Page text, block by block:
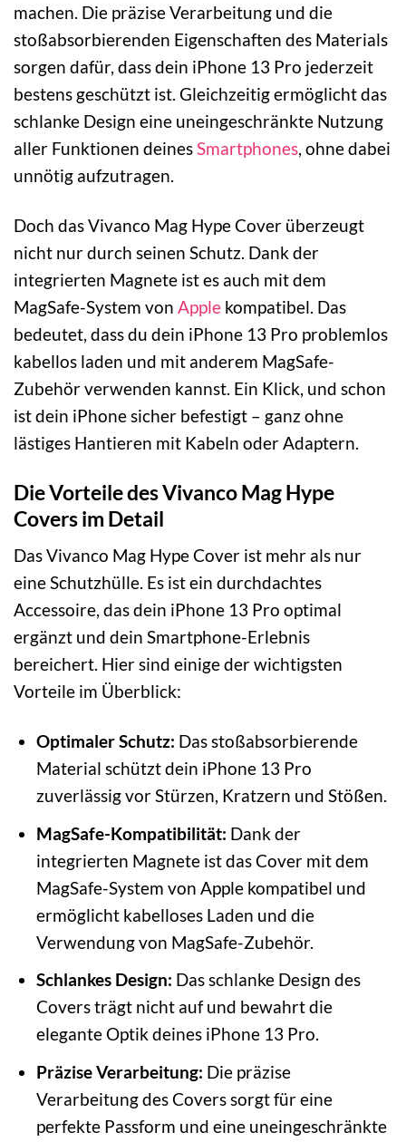
machen. Die präzise Verarbeitung und die
stoßabsorbierenden Eigenschaften des Materials
sorgen dafür, dass dein iPhone 13 Pro jederzeit
bestens geschützt ist. Gleichzeitig ermöglicht das
schlanke Design eine uneingeschränkte Nutzung
aller Funktionen deinesSmartphones, ohne dabei
unnötig aufzutragen.
Doch das Vivanco Mag Hype Cover überzeugt
nicht nur durch seinen Schutz. Dank der
integrierten Magnete ist es auch mit dem
MagSafe-System von Apple kompatibel. Das
bedeutet, dass du dein iPhone 13 Pro problemlos
kabellos laden und mit anderem MagSafe-
Zubehör verwenden kannst. Ein Klick, und schon
ist dein iPhone sicher befestigt – ganz ohne
lästiges Hantieren mit Kabeln oder Adaptern.
Die Vorteile des Vivanco Mag Hype
Covers im Detail
Das Vivanco Mag Hype Cover ist mehr als nur
eine Schutzhülle. Es ist ein durchdachtes
Accessoire, das dein iPhone 13 Pro optimal
ergänzt und dein Smartphone-Erlebnis
bereichert. Hier sind einige der wichtigsten
Vorteile im Überblick:
Optimaler Schutz: Das stoßabsorbierende
Material schützt dein iPhone 13 Pro
zuverlässig vor Stürzen, Kratzern und Stößen.
MagSafe-Kompatibilität: Dank der
integrierten Magnete ist das Cover mit dem
MagSafe-System von Apple kompatibel und
ermöglicht kabelloses Laden und die
Verwendung von MagSafe-Zubehör.
Schlankes Design: Das schlanke Design des
Covers trägt nicht auf und bewahrt die
elegante Optik deines iPhone 13 Pro.
Präzise Verarbeitung: Die präzise
Verarbeitung des Covers sorgt für eine
perfekte Passform und eine uneingeschränkte